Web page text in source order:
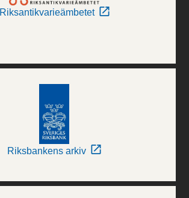
Riksantikvarieämbetet
Riksbankens arkiv